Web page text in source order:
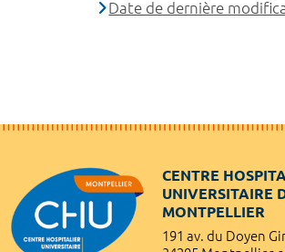
Date de dernière
CENTRE
UNIVERSITAIRE
MONTPELLIER
191 av. du Doyen